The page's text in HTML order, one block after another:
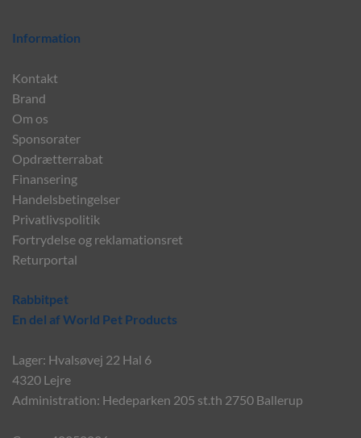
Information
Kontakt
Brand
Om os
Sponsorater
Opdrætterrabat
Finansering
Handelsbetingelser
Privatlivspolitik
Fortrydelse og reklamationsret
Returportal
Rabbitpet
En del af World Pet Products
Lager: Hvalsøvej 22 Hal 6
4320 Lejre
Administration: Hedeparken 205 st.th 2750 Ballerup